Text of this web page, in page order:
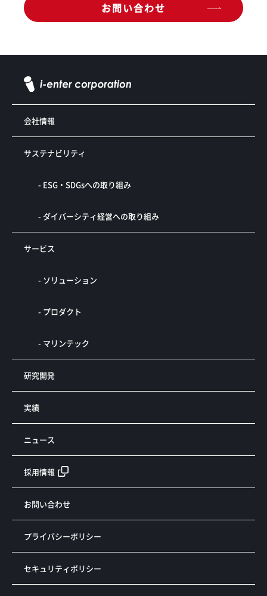
お問い合わせ
会社情報
サステナビリティ
- ESG・SDGsへの取り組み
- ダイバーシティ経営への取り組み
サービス
- ソリューション
- プロダクト
- マリンテック
研究開発
実績
ニュース
採用情報
お問い合わせ
プライバシーポリシー
セキュリティポリシー